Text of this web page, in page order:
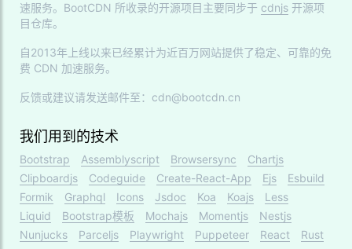
速服务。BootCDN 所收录的开源项目主要同步于 cdnjs 开源项
目仓库。
自2013年上线以来已经累计为近百万网站提供了稳定、可靠的免
费 CDN 加速服务。
反馈或建议请发送邮件至：cdn@bootcdn.cn
我们用到的技术
Bootstrap Assemblyscript Browsersync
Chartjs
Clipboardjs
Codeguide Create-React-App Ejs
Esbuild
Formik
Graphql Icons Jsdoc Koa Koajs
Less
Liquid
Bootstrap模板 Mochajs Momentjs
Nestjs
Nunjucks
Parceljs Playwright Puppeteer React
Rust